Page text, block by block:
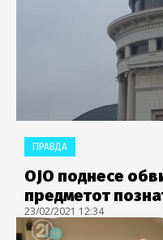
ПРАВДА
ОЈО поднесе
предметот
23/02/2021 12:34